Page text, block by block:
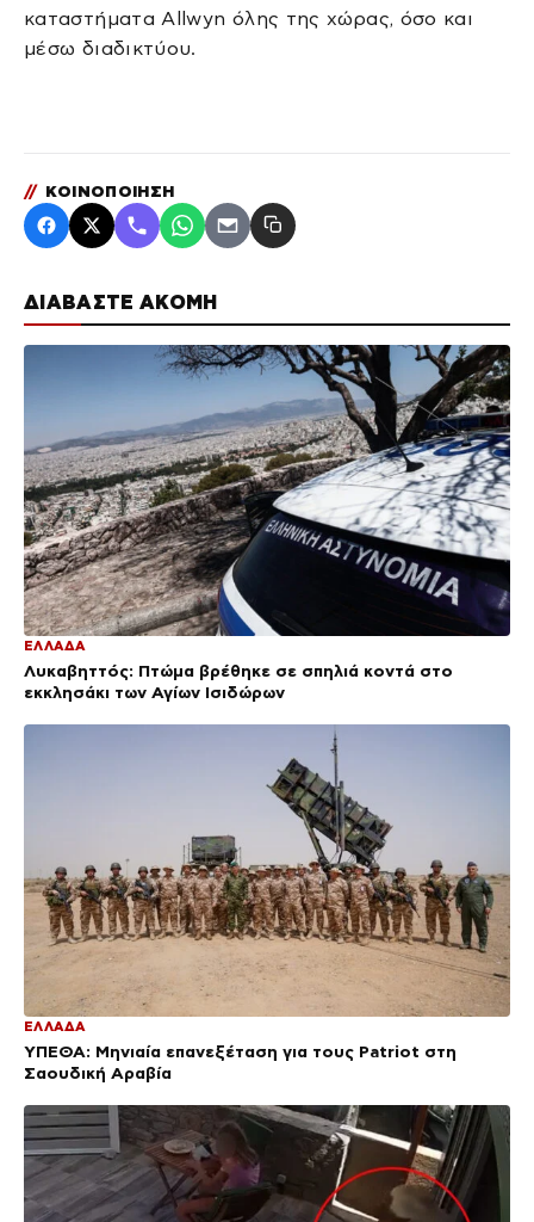
ΔΙΑΒΑΣΤΕ ΑΚΟΜΗ
ΕΛΛΑΔΑ
Λυκαβηττός: Πτώμα βρέθηκε σε σπηλιά κοντά στο
εκκλησάκι των Αγίων Ισιδώρων
ΕΛΛΑΔΑ
ΥΠΕΘΑ: Μηνιαία επανεξέταση για τους Patriot στη
Σαουδική Αραβία
καταστήματα Allwyn όλης της χώρας, όσο και
μέσω διαδικτύου.
// ΚΟΙΝΟΠΟΙΗΣΗ